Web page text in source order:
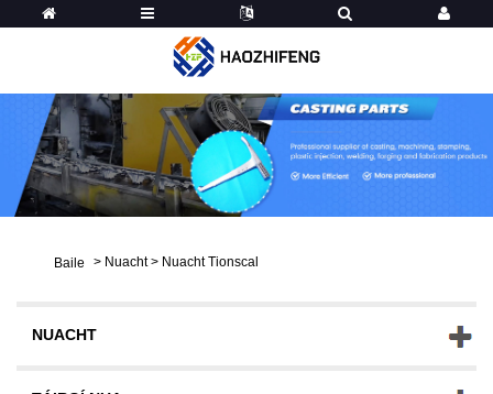
Baile > Nuacht > Nuacht Tionscal
NUACHT